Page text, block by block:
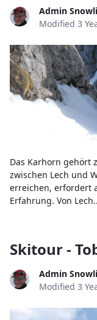
Admin
Modified 3
Das Karhorn gehört
zwischen Lech und
erreichen, erfordert
Erfahrung. Von
Skitour -
Admin
Modified 3